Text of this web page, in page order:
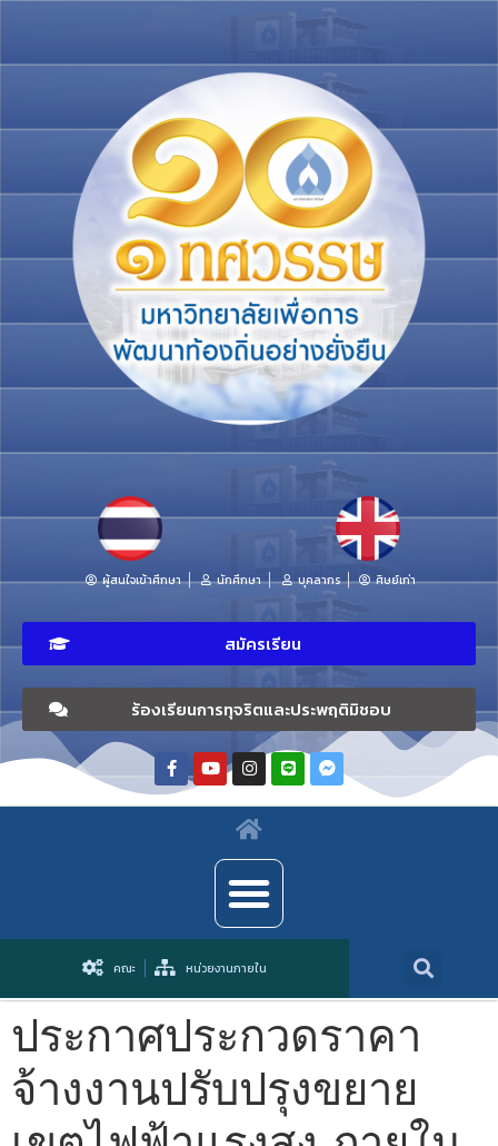
ผู้สนใจเข้าศึกษา นักศึกษา บุคลากร ศิษย์เก่า
สมัครเรียน
ร้องเรียนการทุจริตและประพฤติมิชอบ
คณะ หน่วยงานภายใน
ประกาศประกวดราคา
จ้างงานปรับปรุงขยาย